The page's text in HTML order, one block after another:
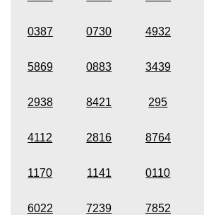
0387 0730 4932
5869 0883 3439
2938 8421 295
4112 2816 8764
1170 1141 0110
6022 7239 7852